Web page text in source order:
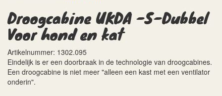
Droogcabine UKDA -S-Dubbel
Voor hond en kat
Artikelnummer: 1302.095
Eindelijk is er een doorbraak in de technologie van droogcabines.
Een droogcabine is niet meer "alleen een kast met een ventilator
onderin".